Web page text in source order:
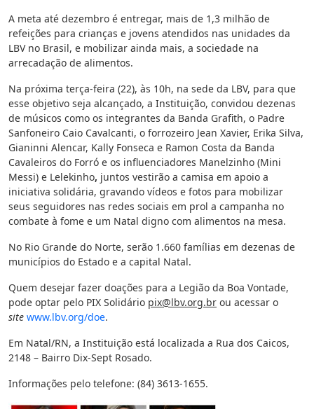
A meta até dezembro é entregar, mais de 1,3 milhão de
refeições para crianças e jovens atendidos nas unidades da
LBV no Brasil, e mobilizar ainda mais, a sociedade na
arrecadação de alimentos.
Na próxima terça-feira (22), às 10h, na sede da LBV, para que
esse objetivo seja alcançado, a Instituição, convidou dezenas
de músicos como os integrantes da Banda Grafith, o Padre
Sanfoneiro Caio Cavalcanti, o forrozeiro Jean Xavier, Erika Silva,
Gianinni Alencar, Kally Fonseca e Ramon Costa da Banda
Cavaleiros do Forró e os influenciadores Manelzinho (Mini
Messi) e Lelekinho, juntos vestirão a camisa em apoio a
iniciativa solidária, gravando vídeos e fotos para mobilizar
seus seguidores nas redes sociais em prol a campanha no
combate à fome e um Natal digno com alimentos na mesa.
No Rio Grande do Norte, serão 1.660 famílias em dezenas de
municípios do Estado e a capital Natal.
Quem desejar fazer doações para a Legião da Boa Vontade,
pode optar pelo PIX Solidário pix@lbv.org.br ou acessar o
site www.lbv.org/doe.
Em Natal/RN, a Instituição está localizada a Rua dos Caicos,
2148 – Bairro Dix-Sept Rosado.
Informações pelo telefone: (84) 3613-1655.